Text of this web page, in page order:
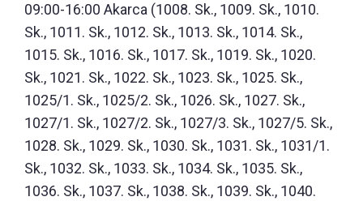
09:00-16:00 Akarca (1008. Sk., 1009. Sk., 1010.
Sk., 1011. Sk., 1012. Sk., 1013. Sk., 1014. Sk.,
1015. Sk., 1016. Sk., 1017. Sk., 1019. Sk., 1020.
Sk., 1021. Sk., 1022. Sk., 1023. Sk., 1025. Sk.,
1025/1. Sk., 1025/2. Sk., 1026. Sk., 1027. Sk.,
1027/1. Sk., 1027/2. Sk., 1027/3. Sk., 1027/5. Sk.,
1028. Sk., 1029. Sk., 1030. Sk., 1031. Sk., 1031/1.
Sk., 1032. Sk., 1033. Sk., 1034. Sk., 1035. Sk.,
1036. Sk., 1037. Sk., 1038. Sk., 1039. Sk., 1040.